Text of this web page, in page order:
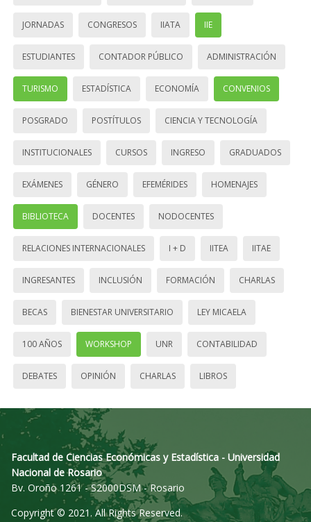
JORNADAS CONGRESOS IIATA IIE
ESTUDIANTES CONTADOR PÚBLICO ADMINISTRACIÓN
TURISMO ESTADÍSTICA ECONOMÍA CONVENIOS
POSGRADO POSTÍTULOS CIENCIA Y TECNOLOGÍA
INSTITUCIONALES CURSOS INGRESO GRADUADOS
EXÁMENES GÉNERO EFEMÉRIDES HOMENAJES
BIBLIOTECA DOCENTES NODOCENTES
RELACIONES INTERNACIONALES I + D IITEA IITAE
INGRESANTES INCLUSIÓN FORMACIÓN CHARLAS
BECAS BIENESTAR UNIVERSITARIO LEY MICAELA
100 AÑOS WORKSHOP UNR CONTABILIDAD
DEBATES OPINIÓN CHARLAS LIBROS
Facultad de Ciencias Económicas y Estadística - Universidad
Nacional de Rosario
Bv. Oroño 1261 - S2000DSM - Rosario
Copyright © 2021. All Rights Reserved.